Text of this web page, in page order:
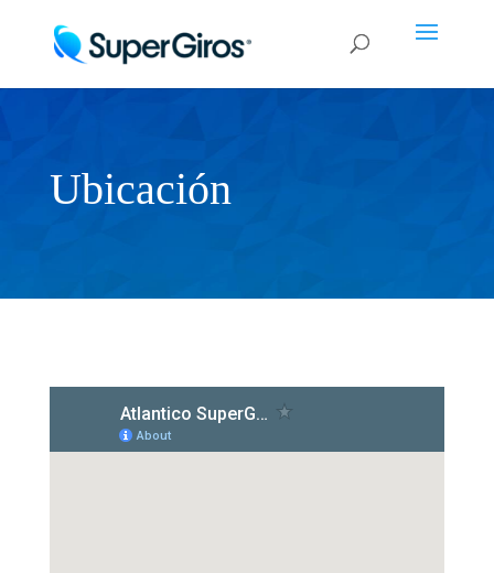
Ubicación